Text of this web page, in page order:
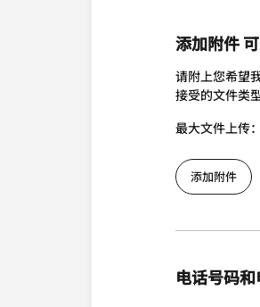
添加附件
请附上您希望
接受的文件类
最大文件上传
添加附件
电话号码